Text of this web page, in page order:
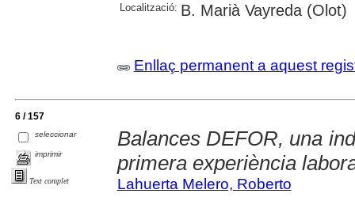
Localització: B. Marià Vayreda (Olot)
Enllaç permanent a aquest
6 / 157
seleccionar
imprimir
Text complet
Balances DEFOR, una
primera experiència
Lahuerta Melero, Roberto